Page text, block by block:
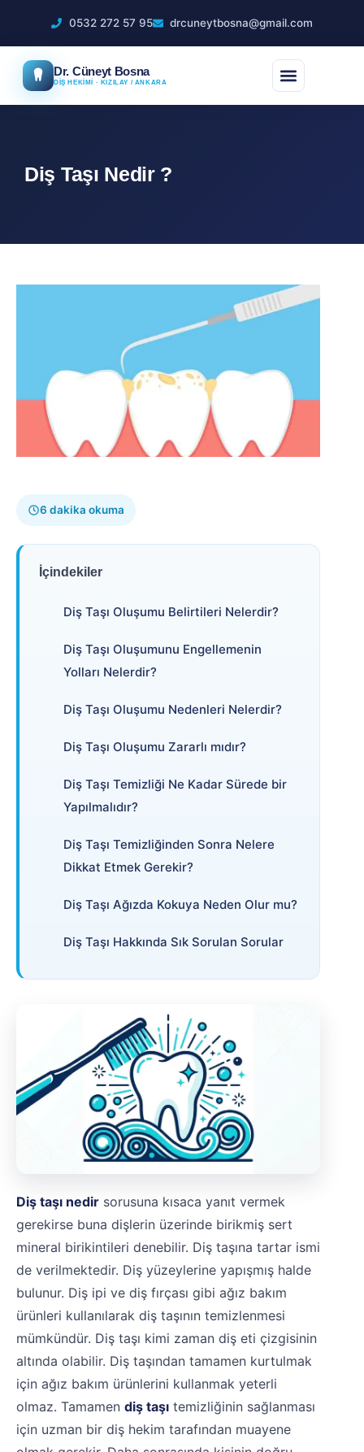
0532 272 57 95 drcuneytbosna@gmail.com
Dr. Cüneyt Bosna
DİŞ HEKİMİ · KIZILAY / ANKARA
Diş Taşı Nedir ?
6 dakika okuma
İçindekiler
Diş Taşı Oluşumu Belirtileri Nelerdir?
Diş Taşı Oluşumunu Engellemenin
Yolları Nelerdir?
Diş Taşı Oluşumu Nedenleri Nelerdir?
Diş Taşı Oluşumu Zararlı mıdır?
Diş Taşı Temizliği Ne Kadar Sürede bir
Yapılmalıdır?
Diş Taşı Temizliğinden Sonra Nelere
Dikkat Etmek Gerekir?
Diş Taşı Ağızda Kokuya Neden Olur mu?
Diş Taşı Hakkında Sık Sorulan Sorular
Diş taşı nedir sorusuna kısaca yanıt vermek
gerekirse buna dişlerin üzerinde birikmiş sert
mineral birikintileri denebilir. Diş taşına tartar ismi
de verilmektedir. Diş yüzeylerine yapışmış halde
bulunur. Diş ipi ve diş fırçası gibi ağız bakım
ürünleri kullanılarak diş taşının temizlenmesi
mümkündür. Diş taşı kimi zaman diş eti çizgisinin
altında olabilir. Diş taşından tamamen kurtulmak
için ağız bakım ürünlerini kullanmak yeterli
olmaz. Tamamen diş taşı temizliğinin sağlanması
için uzman bir diş hekim tarafından muayene